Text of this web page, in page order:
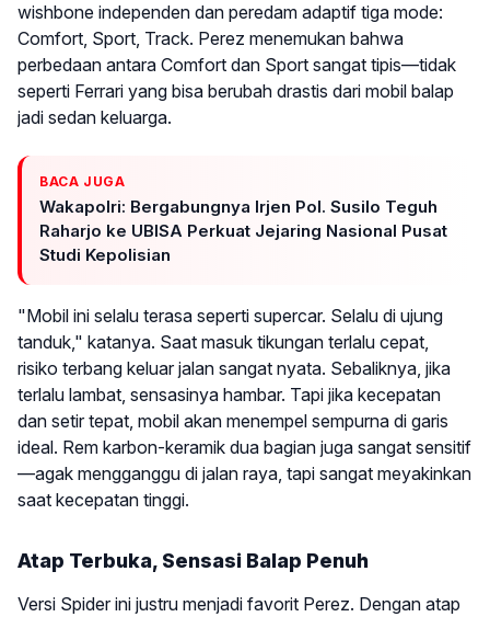
wishbone independen dan peredam adaptif tiga mode:
Comfort, Sport, Track. Perez menemukan bahwa
perbedaan antara Comfort dan Sport sangat tipis—tidak
seperti Ferrari yang bisa berubah drastis dari mobil balap
jadi sedan keluarga.
BACA JUGA
Wakapolri: Bergabungnya Irjen Pol. Susilo Teguh
Raharjo ke UBISA Perkuat Jejaring Nasional Pusat
Studi Kepolisian
"Mobil ini selalu terasa seperti supercar. Selalu di ujung
tanduk," katanya. Saat masuk tikungan terlalu cepat,
risiko terbang keluar jalan sangat nyata. Sebaliknya, jika
terlalu lambat, sensasinya hambar. Tapi jika kecepatan
dan setir tepat, mobil akan menempel sempurna di garis
ideal. Rem karbon-keramik dua bagian juga sangat sensitif
—agak mengganggu di jalan raya, tapi sangat meyakinkan
saat kecepatan tinggi.
Atap Terbuka, Sensasi Balap Penuh
Versi Spider ini justru menjadi favorit Perez. Dengan atap